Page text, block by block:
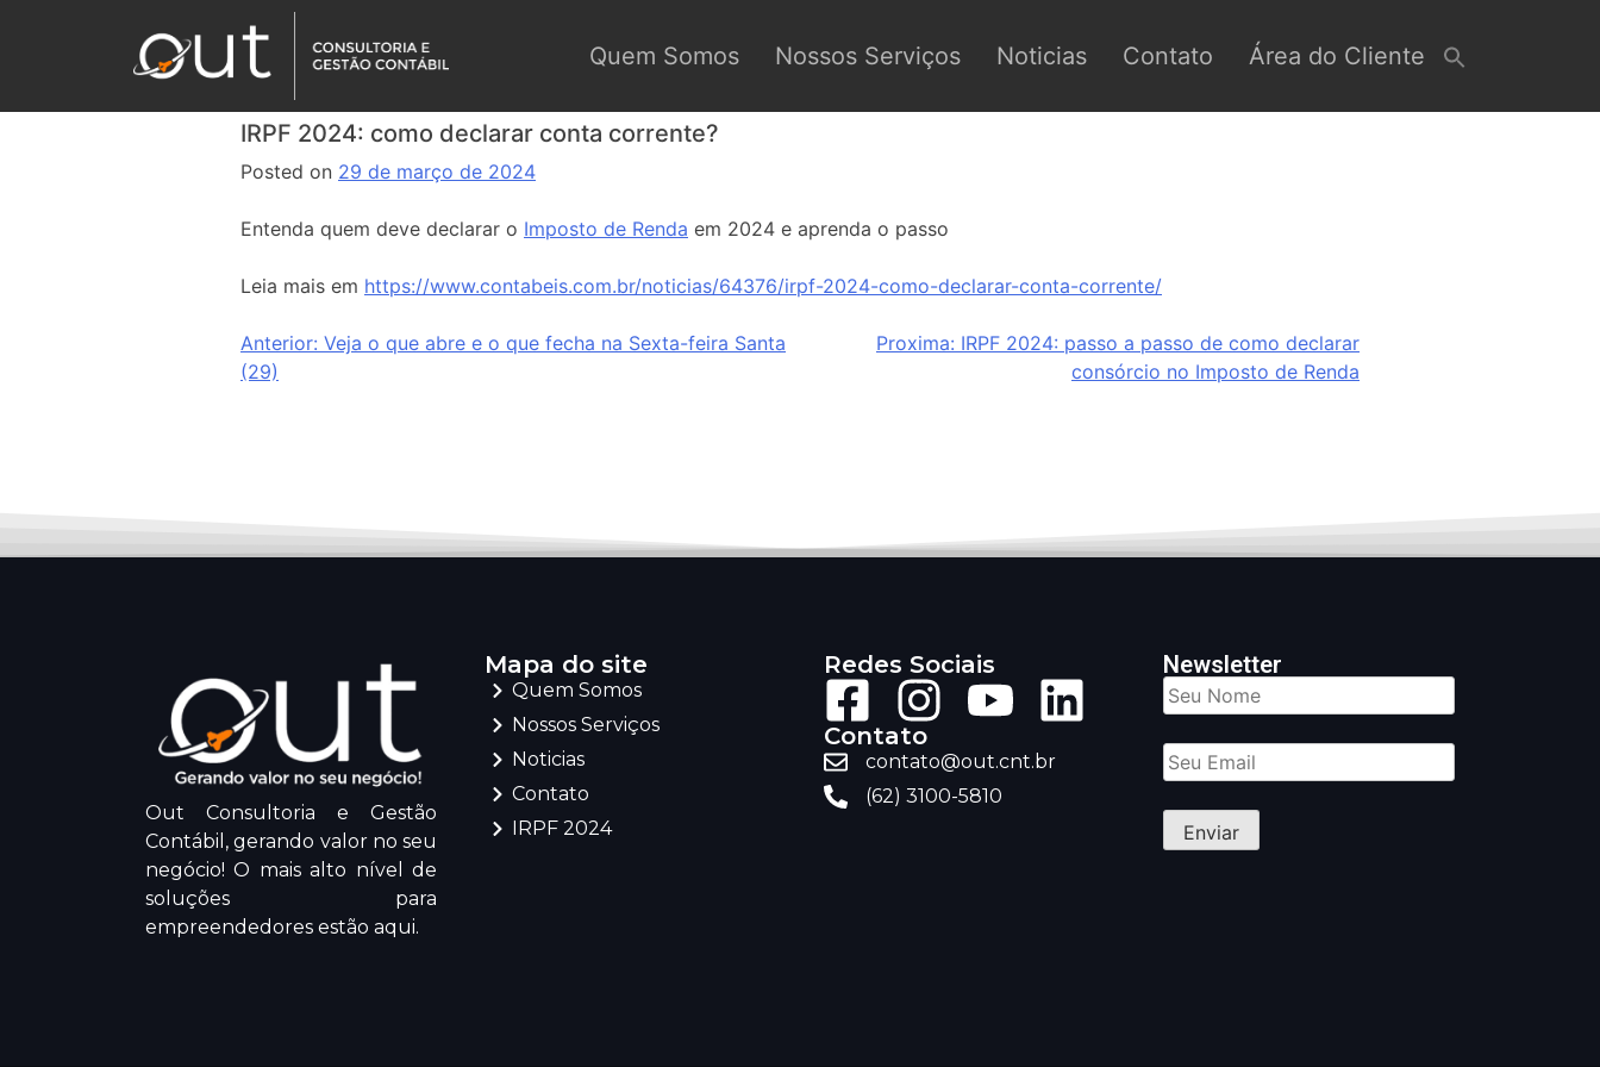
Quem Somos Nossos Serviços Noticias Contato Área do Cliente
IRPF 2024: como declarar conta corrente?
Posted on 29 de março de 2024
Entenda quem deve declarar o Imposto de Renda em 2024 e aprenda o passo
Leia mais em https://www.contabeis.com.br/noticias/64376/irpf-2024-como-declarar-conta-corrente/
Anterior: Veja o que abre e o que fecha na Sexta-feira Santa
(29)
Proxima: IRPF 2024: passo a passo de como declarar
consórcio no Imposto de Renda
Out Consultoria e Gestão
Contábil, gerando valor no seu
negócio! O mais alto nível de
soluções para
empreendedores estão aqui.
Mapa do site
Quem Somos
Nossos Serviços
Noticias
Contato
IRPF 2024
Redes Sociais
Contato
contato@out.cnt.br
(62) 3100-5810
Newsletter